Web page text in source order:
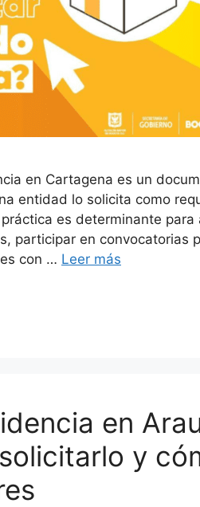
en Cartagena es un
entidad lo solicita como
es determinante para
participar en convocatorias
con … Leer más
en
y